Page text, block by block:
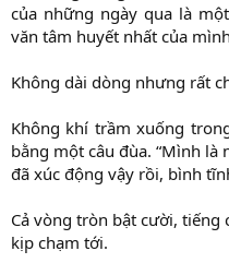
của những ngày qua là
văn tâm huyết nhất của
Không dài dòng nhưng rất
Không khí trầm xuống
bằng một câu đùa. “Mình là
đã xúc động vậy rồi, bình
Cả vòng tròn bật cười,
kịp chạm tới.